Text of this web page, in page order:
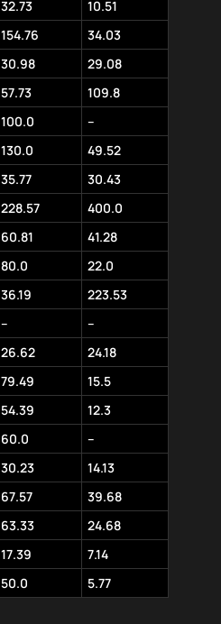
32.73
10.51
154.76
34.03
30.98
29.08
57.73
109.8
100.0
–
130.0
49.52
35.77
30.43
228.57
400.0
60.81
41.28
80.0
22.0
36.19
223.53
–
–
26.62
24.18
79.49
15.5
54.39
12.3
60.0
–
30.23
14.13
67.57
39.68
63.33
24.68
17.39
7.14
50.0 5.77